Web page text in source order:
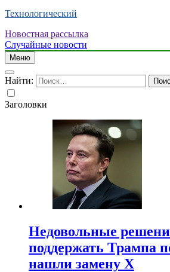
Технологический
Новостная рассылка
Случайные новости
Меню
Найти:
Заголовки
Недовольные
поддержать Трампа
нашли замену X